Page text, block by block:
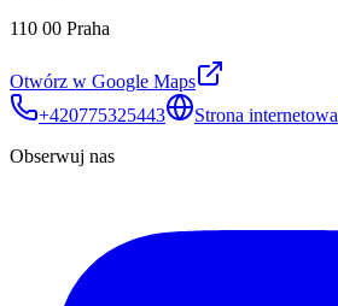
110 00 Praha
Otwórz w Google Maps
+420775325443
Strona internetowa
Obserwuj nas